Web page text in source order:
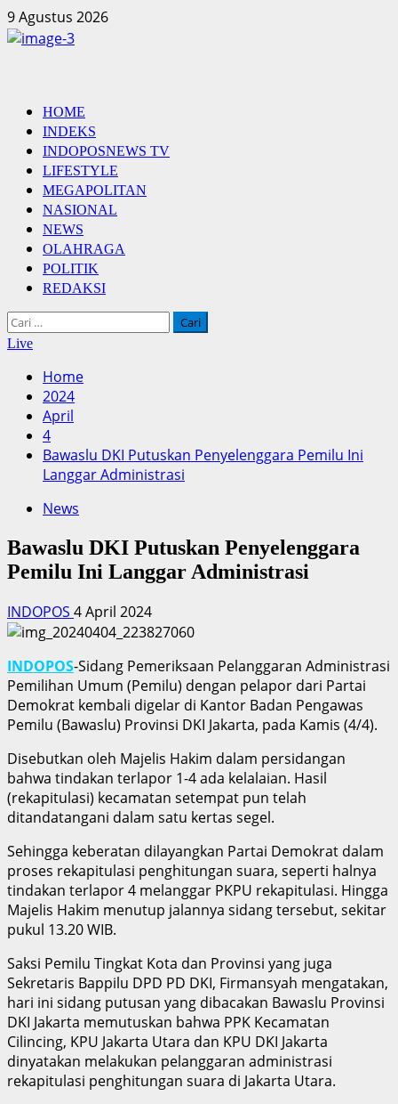
Skip
to
9 Agustus 2026
MenuHOME
INDEKS
INDOPOSNEWS TV
LIFESTYLE
MEGAPOLITAN
NASIONAL
NEWS
OLAHRAGA
POLITIK
REDAKSI
Cari
untuk:
Live
Home
2024
April
4
Bawaslu DKI Putuskan Penyelenggara Pemilu Ini
Langgar Administrasi
News
Bawaslu DKI Putuskan Penyelenggara
Pemilu Ini Langgar Administrasi
INDOPOS 4 April 2024
INDOPOS-Sidang Pemeriksaan Pelanggaran Administrasi
Pemilihan Umum (Pemilu) dengan pelapor dari Partai
Demokrat kembali digelar di Kantor Badan Pengawas
Pemilu (Bawaslu) Provinsi DKI Jakarta, pada Kamis (4/4).
Disebutkan oleh Majelis Hakim dalam persidangan
bahwa tindakan terlapor 1-4 ada kelalaian. Hasil
(rekapitulasi) kecamatan setempat pun telah
ditandatangani dalam satu kertas segel.
Sehingga keberatan dilayangkan Partai Demokrat dalam
proses rekapitulasi penghitungan suara, seperti halnya
tindakan terlapor 4 melanggar PKPU rekapitulasi. Hingga
Majelis Hakim menutup jalannya sidang tersebut, sekitar
pukul 13.20 WIB.
Saksi Pemilu Tingkat Kota dan Provinsi yang juga
Sekretaris Bappilu DPD PD DKI, Firmansyah mengatakan,
hari ini sidang putusan yang dibacakan Bawaslu Provinsi
DKI Jakarta memutuskan bahwa PPK Kecamatan
Cilincing, KPU Jakarta Utara dan KPU DKI Jakarta
dinyatakan melakukan pelanggaran administrasi
rekapitulasi penghitungan suara di Jakarta Utara.